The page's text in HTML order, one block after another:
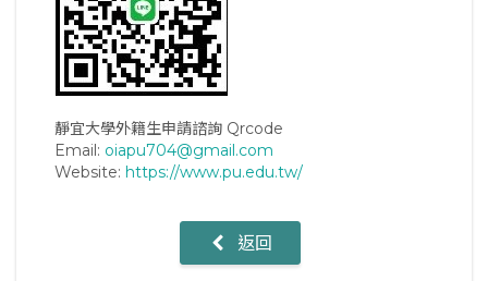
靜宜大學外籍生申請諮詢 Qrcode
Email: oiapu704@gmail.com
Website: https://www.pu.edu.tw/
返回